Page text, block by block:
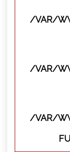
/VAR/
/VAR/
/VAR/